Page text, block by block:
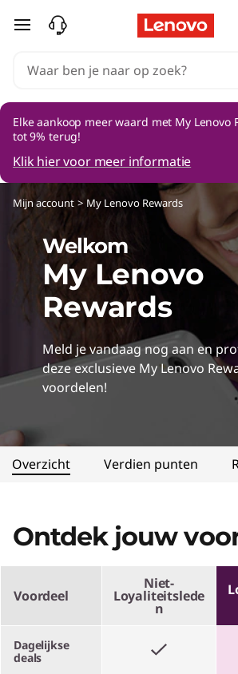
Ga naar de hoofdinhoud
Elke aankoop meer waard met My Lenovo
tot 9% terug!
Klik hier voor meer informatie
Mijn account > My Lenovo Rewards
Welkom
My Lenovo
Rewards
Meld je vandaag nog aan en
deze exclusieve My Lenovo
voordelen!
Overzicht Verdien punten
Ontdek jouw
Voordeel
Niet-
Loyaliteitslede
N
Dagelijkse
deals